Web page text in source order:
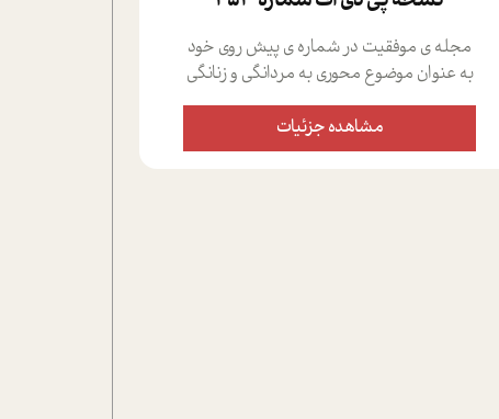
مجله ی موفقیت در شماره ی پیش روی خود
به عنوان موضوع محوری به مردانگی و زنانگی
سمی پرداخته است؛ علاوه بر این که؛ گفت و
گویی اختصاصی داشته ایم با فردین علیخواه،
جامعه شناس در بخش های مختلف تلاش
مشاهده جزئیات